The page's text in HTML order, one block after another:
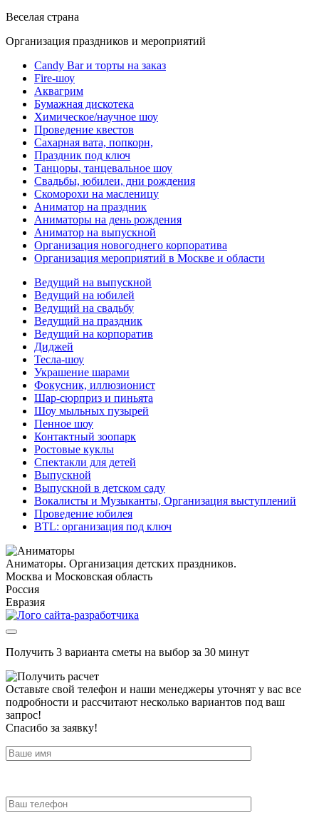
Веселая страна
Организация праздников и мероприятий
Candy Bar и торты на заказ
Fire-шоу
Аквагрим
Бумажная дискотека
Химическое/научное шоу
Проведение квестов
Сахарная вата, попкорн,
Праздник под ключ
Танцоры, танцевальное шоу
Свадьбы, юбилеи, дни рождения
Скоморохи на масленицу
Аниматор на праздник
Аниматоры на день рождения
Аниматор на выпускной
Организация новогоднего корпоратива
Организация мероприятий в Москве и области
Ведущий на выпускной
Ведущий на юбилей
Ведущий на свадьбу
Ведущий на праздник
Ведущий на корпоратив
Диджей
Тесла-шоу
Украшение шарами
Фокусник, иллюзионист
Шар-сюрприз и пиньята
Шоу мыльных пузырей
Пенное шоу
Контактный зоопарк
Ростовые куклы
Спектакли для детей
Выпускной
Выпускной в детском саду
Вокалисты и Музыканты, Организация выступлений
Проведение юбилея
BTL: организация под ключ
Аниматоры. Организация детских праздников.
Москва и Московская область
Россия
Евразия
Получить 3 варианта сметы на выбор за 30 минут
Оставьте свой телефон и наши менеджеры уточнят у вас все
подробности и рассчитают несколько вариантов под ваш
запрос!
Спасибо за заявку!